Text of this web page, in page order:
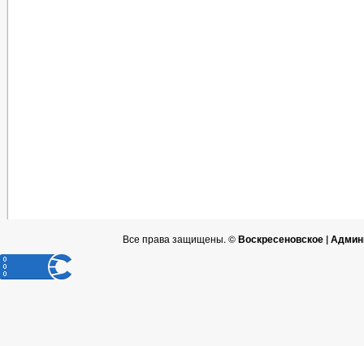
Все права защищены. ©Воскресеновское |